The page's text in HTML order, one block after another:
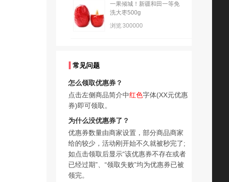
一果倾城！新疆和田一等免
洗大枣500g
浏览300000
常见问题
怎么领取优惠券？
点击左侧商品简介中红色字体(XX元优惠
券)即可领取。
为什么没优惠券了？
优惠券数量由商家设置，部分商品商家
给的较少，活动刚开始不久就被秒完了;
如点击领取后显示“该优惠券不存在或者
已经过期”、“领取失败”均为优惠券已被
领完。